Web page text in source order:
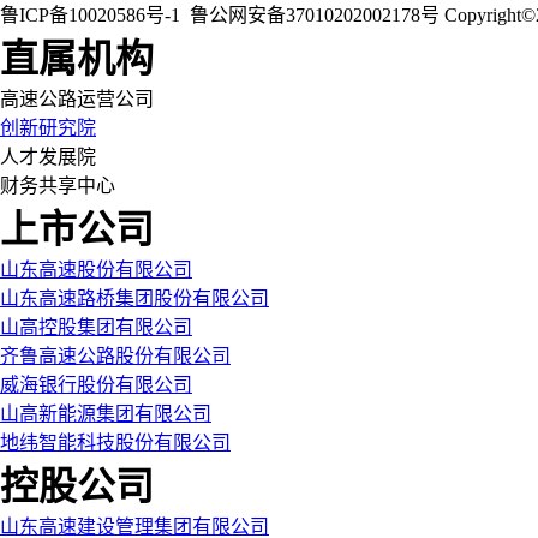
鲁ICP备10020586号-1
鲁公网安备37010202002178号
直属机构
高速公路运营公司
创新研究院
人才发展院
财务共享中心
上市公司
山东高速股份有限公司
山东高速路桥集团股份有限公司
山高控股集团有限公司
齐鲁高速公路股份有限公司
威海银行股份有限公司
山高新能源集团有限公司
地纬智能科技股份有限公司
控股公司
山东高速建设管理集团有限公司